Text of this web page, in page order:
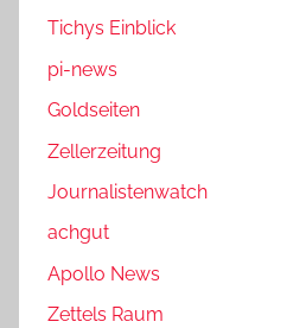
Tichys Einblick
pi-news
Goldseiten
Zellerzeitung
Journalistenwatch
achgut
Apollo News
Zettels Raum